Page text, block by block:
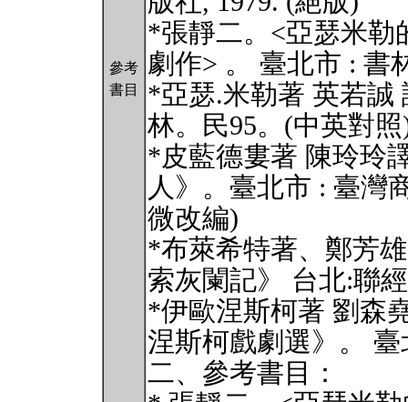
參考
書目
*張靜二。<亞瑟米勒
劇作> 。 臺北市 : 書
*亞瑟.米勒著 英若誠
林。民95。(中英對
*皮藍德婁著 陳玲玲
人》。臺北市 : 臺灣
微改編)
*布萊希特著、鄭芳
索灰闌記》 台北:聯
*伊歐涅斯柯著 劉森
涅斯柯戲劇選》。
二、參考書目：